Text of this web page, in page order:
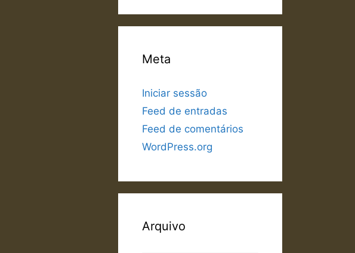
Meta
Iniciar sessão
Feed de entradas
Feed de comentários
WordPress.org
Arquivo